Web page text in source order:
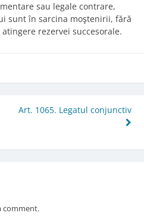
sau legale contrare,
sunt în sarcina moştenirii, fără
rezervei succesorale.
Art. 1065. Legatul conjunctiv
comment.